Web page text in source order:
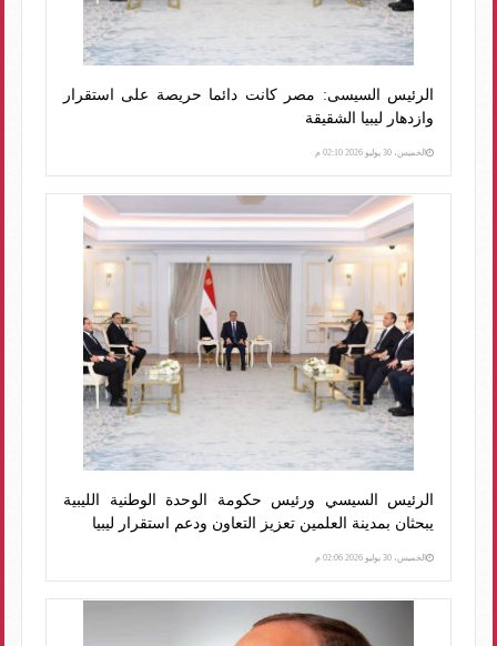
الرئيس السيسى: مصر كانت دائما حريصة على استقرار
وازدهار ليبيا الشقيقة
الخميس، 30 يوليو 2026 02:10 م
الرئيس السيسي ورئيس حكومة الوحدة الوطنية الليبية
يبحثان بمدينة العلمين تعزيز التعاون ودعم استقرار ليبيا
الخميس، 30 يوليو 2026 02:06 م